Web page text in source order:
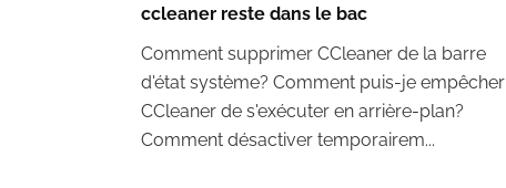
ccleaner reste dans le bac
Comment supprimer CCleaner de la barre
d'état système? Comment puis-je empêcher
CCleaner de s'exécuter en arrière-plan?
Comment désactiver temporairem...